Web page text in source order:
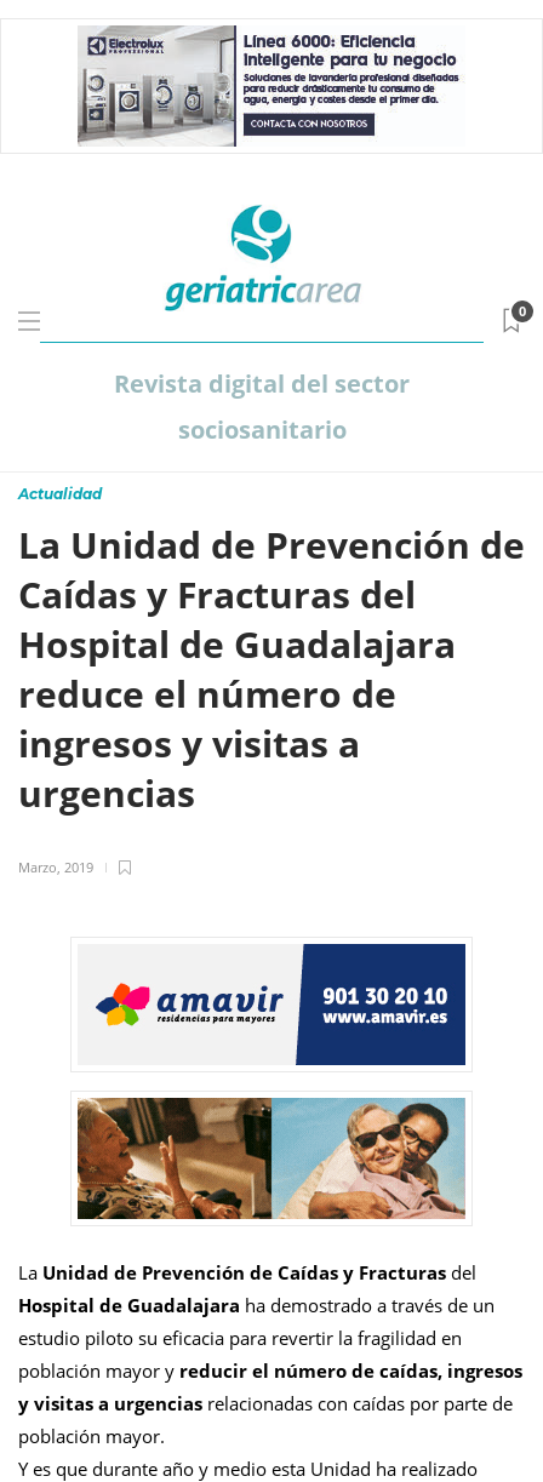
Revista digital del sector
sociosanitario
0
Actualidad
La Unidad de Prevención de
Caídas y Fracturas del
Hospital de Guadalajara
reduce el número de
ingresos y visitas a
urgencias
Marzo, 2019
La Unidad de Prevención de Caídas y Fracturas del
Hospital de Guadalajara ha demostrado a través de un
estudio piloto su eficacia para revertir la fragilidad en
población mayor y reducir el número de caídas, ingresos
y visitas a urgencias relacionadas con caídas por parte de
población mayor.
Y es que durante año y medio esta Unidad ha realizado